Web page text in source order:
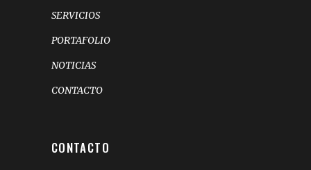
SERVICIOS
PORTAFOLIO
NOTICIAS
CONTACTO
CONTACTO